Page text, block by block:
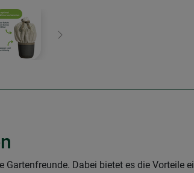
Weiter
Dabei bietet es die Vorteile